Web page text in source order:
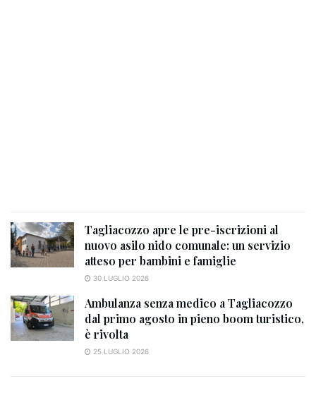
Tagliacozzo apre le pre-iscrizioni al
nuovo asilo nido comunale: un servizio
atteso per bambini e famiglie
30 LUGLIO 2026
Ambulanza senza medico a Tagliacozzo
dal primo agosto in pieno boom turistico,
è rivolta
25 LUGLIO 2026